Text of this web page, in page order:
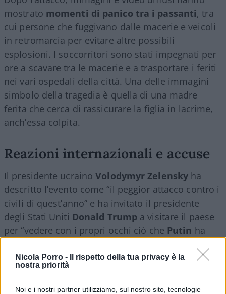
Nicola Porro -
Il rispetto della tua privacy è la
nostra priorità
Noi e i nostri partner utilizziamo, sul nostro sito, tecnologie
mostrato momenti di panico tra i passanti, tra
cui persone che fuggivano dalle macerie e veicoli
in retromarcia per evitare altre possibili
esplosioni. I soccorritori sono stati impegnati per
ore a scavare tra le macerie e a trasportare i feriti
nei vari ospedali della città. Una delle immagini
simbolo della tragedia è quella di una madre
ferita che cerca di rassicurare la figlia in lacrime,
anch’essa colpita.
Reazioni internazionali e accuse
Il presidente ucrainoVolodymyr Zelensky ha
descritto l’evento come “il peggior attacco contro i
civili di quest’anno” e ha invitato il presidente
degli Stati Uniti Donald Trump a visitare il paese
per “vedere con i propri occhi ciò che Putin ha
deliberato, sottolineando che non ci si può fidare
della Russia nei negoziati per il cessate il fuoco.